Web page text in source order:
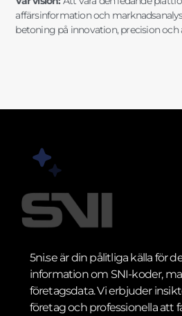
affärsinformation och
betoning på innovation, precision och
5ni.se är din pålitliga källa för
information om SNI-koder,
företagsdata. Vi erbjuder
företag och professionella att